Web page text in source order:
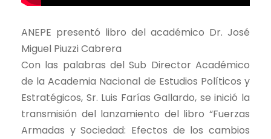
ANEPE presentó libro del académico Dr. José
Miguel Piuzzi Cabrera
Con las palabras del Sub Director Académico
de la Academia Nacional de Estudios Políticos y
Estratégicos, Sr. Luis Farías Gallardo, se inició la
transmisión del lanzamiento del libro “Fuerzas
Armadas y Sociedad: Efectos de los cambios